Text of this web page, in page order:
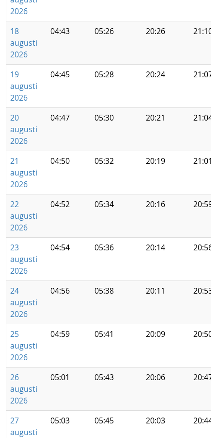
2026
18
augusti
2026
04:43 05:26 20:26 21:10
19
augusti
2026
04:45 05:28 20:24 21:07
20
augusti
2026
04:47 05:30 20:21 21:04
21
augusti
2026
04:50 05:32 20:19 21:01
22
augusti
2026
04:52 05:34 20:16 20:59
23
augusti
2026
04:54 05:36 20:14 20:56
24
augusti
2026
04:56 05:38 20:11 20:53
25
augusti
2026
04:59 05:41 20:09 20:50
26
augusti
2026
05:01 05:43 20:06 20:47
27
augusti
05:03 05:45 20:03 20:44